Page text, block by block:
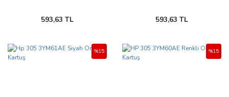
593,63 TL 593,63 TL
%15 %15